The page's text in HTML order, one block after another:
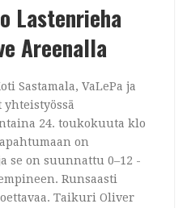
Lastenrieha
Areenalla
Sastamala, VaLePa ja
yhteistyössä
24. toukokuuta klo
on
se on suunnattu 0–12 -
Runsaasti
Taikuri Oliver